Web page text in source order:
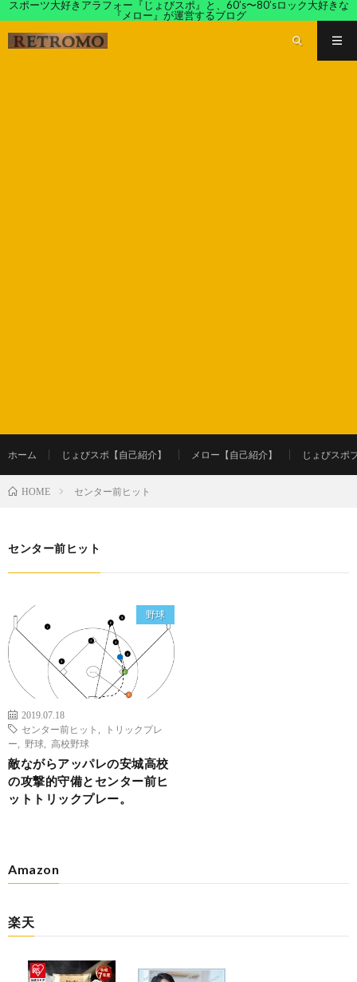
スポーツ大好きアラフォー『じょびスポ』と、60’s〜80’sロック大好きな
『メロー』が運営するブログ
ホーム じょびスポ【自己紹介】 メロー【自己紹介】 じょびスポ
HOME センター前ヒット
センター前ヒット
野球
2019.07.18
センター前ヒット
トリックプレ
ー
野球 高校野球
敵ながらアッパレの安城高校
の攻撃的守備とセンター前ヒ
ットトリックプレー。
Amazon
楽天